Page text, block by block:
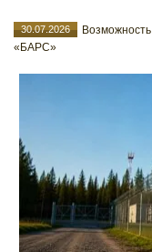
30.07.2026
«БАРС»